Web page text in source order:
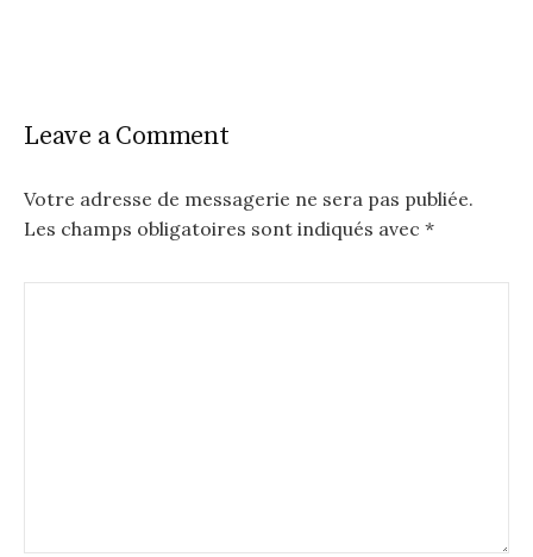
t
a
Leave a Comment
Votre adresse de messagerie ne sera pas publiée.
Les champs obligatoires sont indiqués avec *